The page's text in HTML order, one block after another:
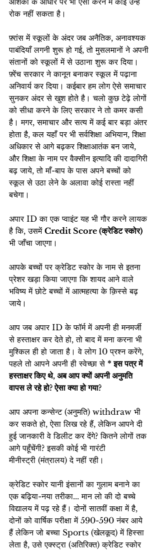
रोक नहीं सकता है।
फ़्रांस में स्कूलों के अंदर जब अनैतिक, अनावश्यक
पाबंदियाँ लगनी शुरू हो गई, तो मुसलमानों ने अपनी
संतानों को स्कूलों में से उठाना शुरू कर दिया।
फ़्रेंच सरकार ने कानून बनाकर स्कूल में पढ़ाना
अनिवार्य कर दिया। कईबार हम लोग ऐसे समाचार
सुनकर अंदर से खुश होते है। चलो कुछ टेढ़े लोगों
को सीधा करने के लिए सरकार ने तो कमर कसी
है। मगर, समाचार और सत्य में कई बार बड़ा अंतर
होता है, कल यहाँ पर भी सर्वशिक्षा अभियान, शिक्षा
अधिकार से आगे बढ़कर शिक्षाआतंक बन जाये,
और शिक्षा के नाम पर वैक्सीन इत्यादि की दादागिरी
बढ़ जाये, तो माँ-बाप के पास अपने बच्चों को
स्कूल से उठा लेने के अलावा कोई रास्ता नहीं
बचेगा।
अपार ID का एक प्वाइंट यह भी गौर करने लायक
है कि, उसमें Credit Score (क्रेडिट स्कोर)
भी जाँचा जाएगा।
आपके बच्चों पर क्रेडिट स्कोर के नाम से इतना
प्रेशर खड़ा किया जाएगा कि शायद आने वाले
भविष्य में छोटे बच्चों में आत्महत्या के क़िस्से बढ़
जाये।
आप जब अपार ID के फॉर्म में अपनी ही मनमर्जी
से हस्ताक्षर कर देते हो, तो बाद में मना करना भी
मुश्किल ही हो जाता है। वे लोग 10 प्रश्न करेंगे,
पहले तो आपने अपनी ही स्वेच्छा से * इस पत्र में
हस्ताक्षर किए थे, अब आप क्यों अपनी अनुमति
वापस ले रहे हो? ऐसा क्या हो गया?
आप अपना कन्सेन्ट (अनुमति) withdraw भी
कर सकते हो, ऐसा लिख रहे हैं, लेकिन आपने दी
हुई जानकारी वे डिलीट कर देंगे? कितने लोगों तक
आगे पहूँचेंगी? इसकी कोई भी गारंटी
मीनीस्ट्री (मंत्रालय) दे नहीं रही।
क्रेडिट स्कोर यानी इंसानों का गुलाम बनाने का
एक बढ़िया-नया तरीका... मान लो की दो बच्चे
विद्यालय में पढ़ रहे हैं। दोनों सातवीं कक्षा में है,
दोनों को वार्षिक परीक्षा में 590-590 नंबर आये
हैं लेकिन जो बच्चा Sports (खेलकूद) में हिस्सा
लेता है, उसे एक्स्ट्रा (अतिरिक्त) क्रेडिट स्कोर